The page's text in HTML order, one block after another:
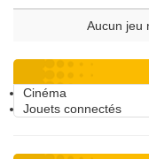
Aucun jeu
Cinéma
Jouets connectés